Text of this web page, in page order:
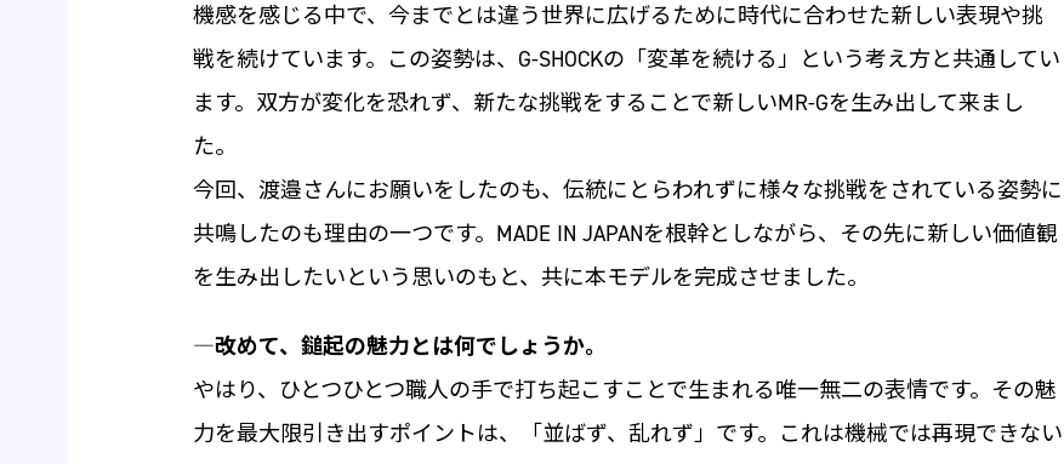
機感を感じる中で、今までとは違う世界に広げるために時代に合わせた新しい表現や挑
戦を続けています。この姿勢は、G-SHOCKの「変革を続ける」という考え方と共通してい
ます。双方が変化を恐れず、新たな挑戦をすることで新しいMR-Gを生み出して来まし
た。
今回、渡邉さんにお願いをしたのも、伝統にとらわれずに様々な挑戦をされている姿勢に
共鳴したのも理由の一つです。MADE IN JAPANを根幹としながら、その先に新しい価値観
を生み出したいという思いのもと、共に本モデルを完成させました。
―改めて、鎚起の魅力とは何でしょうか。
やはり、ひとつひとつ職人の手で打ち起こすことで生まれる唯一無二の表情です。その魅
力を最大限引き出すポイントは、「並ばず、乱れず」です。これは機械では再現できない